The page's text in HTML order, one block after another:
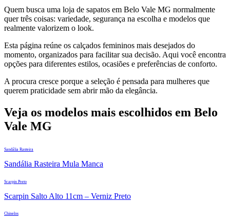
Quem busca uma loja de sapatos em Belo Vale MG normalmente
quer três coisas: variedade, segurança na escolha e modelos que
realmente valorizem o look.
Esta página reúne os calçados femininos mais desejados do
momento, organizados para facilitar sua decisão. Aqui você encontra
opções para diferentes estilos, ocasiões e preferências de conforto.
A procura cresce porque a seleção é pensada para mulheres que
querem praticidade sem abrir mão da elegância.
Veja os modelos mais escolhidos em Belo
Vale MG
Sandália Rasteira
Sandália Rasteira Mula Manca
Scarpin Preto
Scarpin Salto Alto 11cm – Verniz Preto
Chinelos